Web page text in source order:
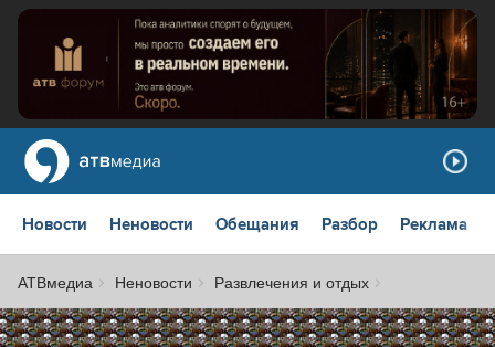
Новости Неновости Обещания Разбор Реклама
АТВмедиа Неновости Развлечения и отдых